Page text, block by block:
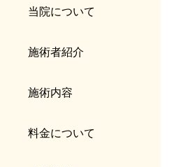
当院について
施術者紹介
施術内容
料金について